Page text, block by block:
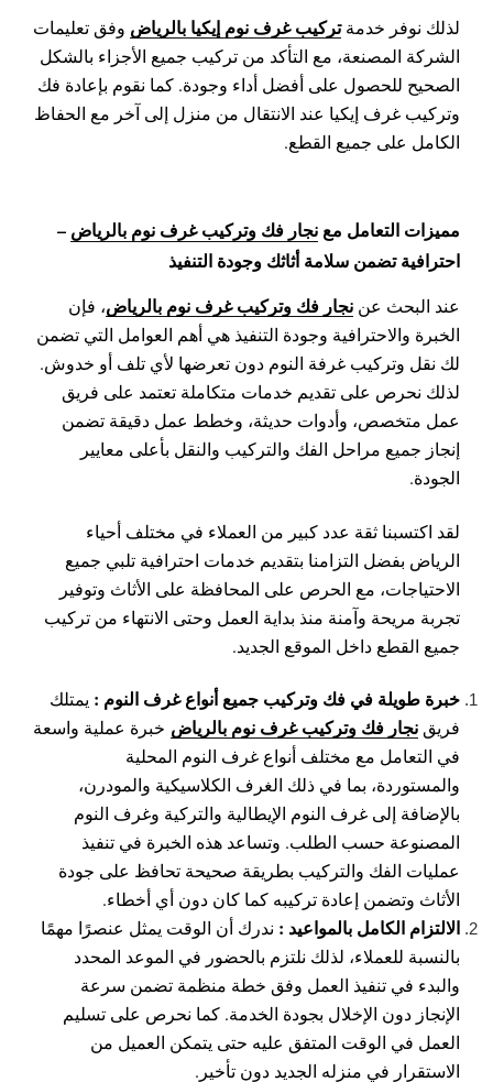
لذلك نوفر خدمةتركيب غرف نوم إيكيا بالرياض وفق تعليمات
الشركة المصنعة، مع التأكد من تركيب جميع الأجزاء بالشكل
الصحيح للحصول على أفضل أداء وجودة. كما نقوم بإعادة فك
وتركيب غرف إيكيا عند الانتقال من منزل إلى آخر مع الحفاظ
الكامل على جميع القطع.
مميزات التعامل مع نجار فك وتركيب غرف نوم بالرياض –
احترافية تضمن سلامة أثاثك وجودة التنفيذ
عند البحث عن نجار فك وتركيب غرف نوم بالرياض، فإن
الخبرة والاحترافية وجودة التنفيذ هي أهم العوامل التي تضمن
لك نقل وتركيب غرفة النوم دون تعرضها لأي تلف أو خدوش.
لذلك نحرص على تقديم خدمات متكاملة تعتمد على فريق
عمل متخصص، وأدوات حديثة، وخطط عمل دقيقة تضمن
إنجاز جميع مراحل الفك والتركيب والنقل بأعلى معايير
الجودة.
لقد اكتسبنا ثقة عدد كبير من العملاء في مختلف أحياء
الرياض بفضل التزامنا بتقديم خدمات احترافية تلبي جميع
الاحتياجات، مع الحرص على المحافظة على الأثاث وتوفير
تجربة مريحة وآمنة منذ بداية العمل وحتى الانتهاء من تركيب
جميع القطع داخل الموقع الجديد.
خبرة طويلة في فك وتركيب جميع أنواع غرف النوم : يمتلك
فريق نجار فك وتركيب غرف نوم بالرياض خبرة عملية واسعة
في التعامل مع مختلف أنواع غرف النوم المحلية
والمستوردة، بما في ذلك الغرف الكلاسيكية والمودرن،
بالإضافة إلى غرف النوم الإيطالية والتركية وغرف النوم
المصنوعة حسب الطلب. وتساعد هذه الخبرة في تنفيذ
عمليات الفك والتركيب بطريقة صحيحة تحافظ على جودة
الأثاث وتضمن إعادة تركيبه كما كان دون أي أخطاء.
الالتزام الكامل بالمواعيد : ندرك أن الوقت يمثل عنصرًا مهمًا
بالنسبة للعملاء، لذلك نلتزم بالحضور في الموعد المحدد
والبدء في تنفيذ العمل وفق خطة منظمة تضمن سرعة
الإنجاز دون الإخلال بجودة الخدمة. كما نحرص على تسليم
العمل في الوقت المتفق عليه حتى يتمكن العميل من
الاستقرار في منزله الجديد دون تأخير.